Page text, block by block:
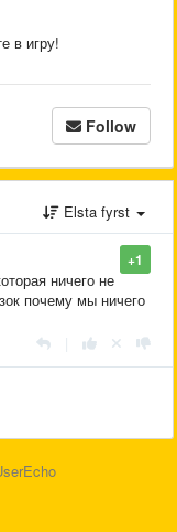
в игру!
Follow
Elsta fyrst
+1
ничего не
почему мы ничего